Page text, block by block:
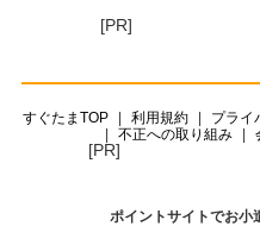
[PR]
すぐたまTOP 利用規約 プライ
不正への取り組み
[PR]
ポイントサイトでお小